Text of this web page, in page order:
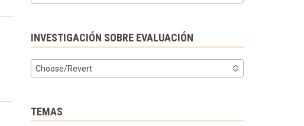
INVESTIGACIÓN SOBRE EVALUACIÓN
Choose/Revert
TEMAS